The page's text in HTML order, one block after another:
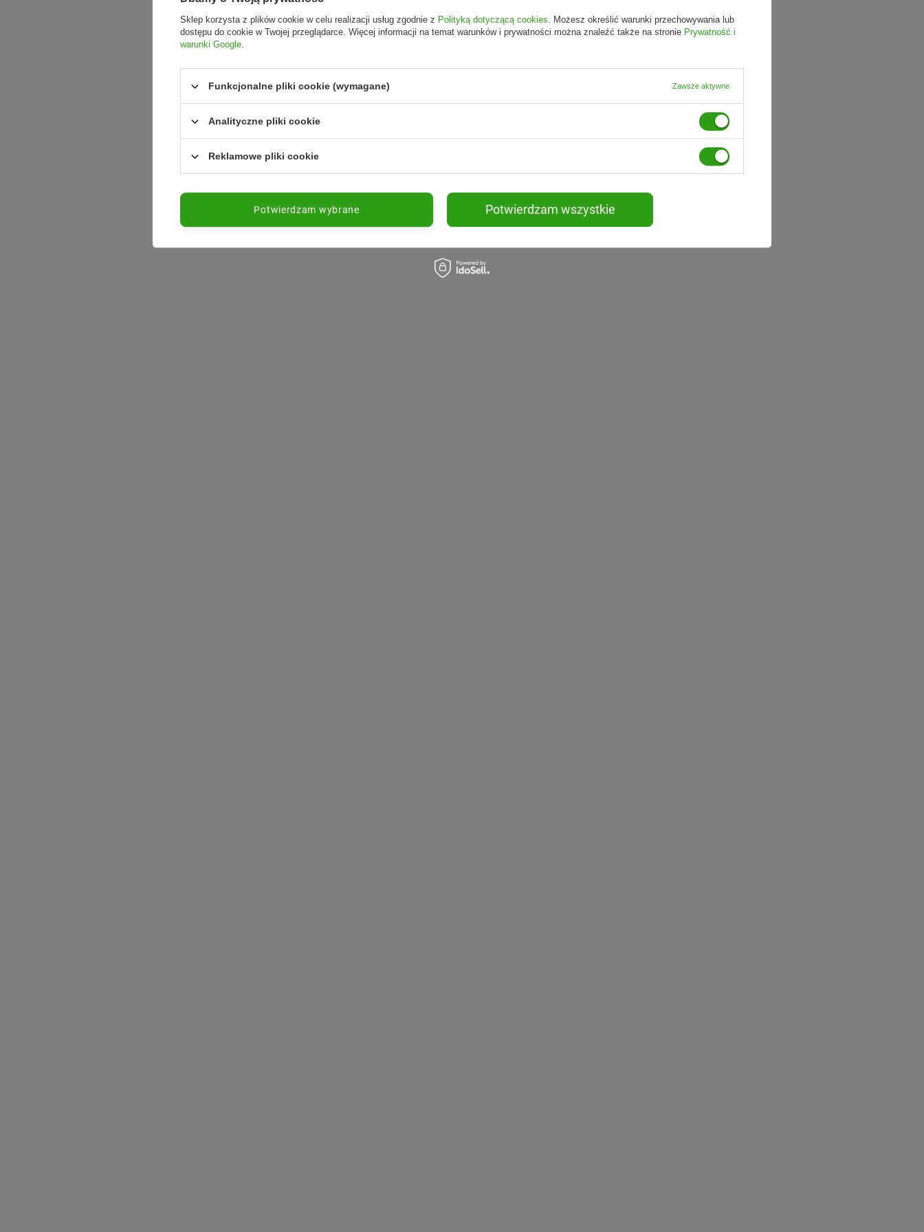
Sklep korzysta z plików cookie w celu realizacji usług zgodnie z Polityką dotyczącą cookies. Możesz określić warunki przechowywania lub
dostępu do cookie w Twojej przeglądarce. Więcej informacji na temat warunków i prywatności można znaleźć także na stronie Prywatność i
warunki Google.
Funkcjonalne pliki cookie (wymagane) Zawsze aktywne
Analityczne pliki cookie
Reklamowe pliki cookie
Potwierdzam wybrane Potwierdzam wszystkie